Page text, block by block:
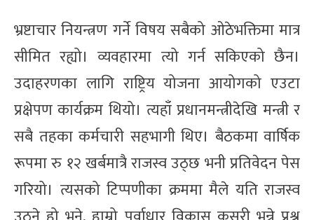
भ्रष्टाचार नियन्त्रण गर्ने विषय सबैको ओठेभक्तिमा मात्र
सीमित रह्यो। व्यवहारमा त्यो गर्न सकिएको छैन।
उदाहरणका लागि राष्ट्रिय योजना आयोगको एउटा
प्रक्षेपण कार्यक्रम थियो। त्यहाँ प्रधानमन्त्रीदेखि मन्त्री र
सबै तहका कर्मचारी सहभागी थिए। बैठकमा वार्षिक
रूपमा रु १२ खर्बमात्रै राजस्व उठ्छ भनी प्रतिवेदन पेस
गरियो। त्यसको टिप्पणीका क्रममा मैले यति राजस्व